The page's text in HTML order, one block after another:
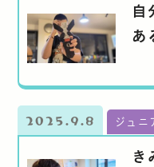
自
あ
2025.9.8 ジュニ
き